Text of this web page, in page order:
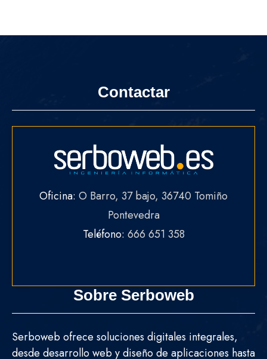
Sobre Serboweb
Serboweb ofrece soluciones digitales integrales,
desde desarrollo web y diseño de aplicaciones hasta
Contactar
Oficina: O Barro, 37 bajo, 36740 Tomiño
Pontevedra
Teléfono: 666 651 358